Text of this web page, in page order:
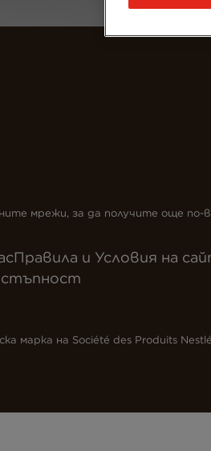
мрежи, за да получите още по-
Правила и Условия на
марка на Société des Produits